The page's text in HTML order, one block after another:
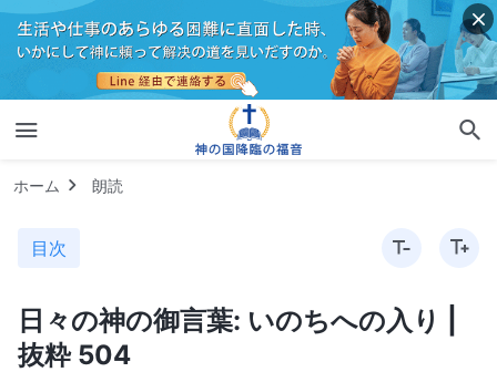
ホーム 朗読
目次
日々の神の御言葉: いのちへの入り |
抜粋 504